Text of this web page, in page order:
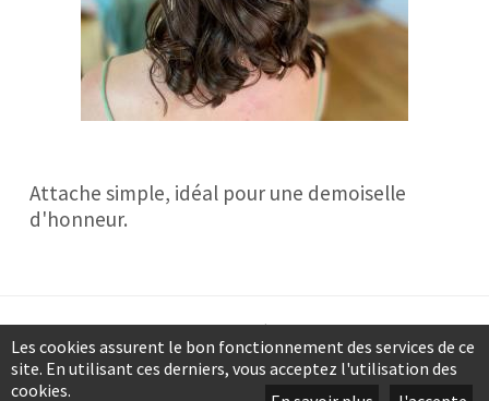
Attache simple, idéal pour une demoiselle
d'honneur.
Mentions légales
Plan du site
Données personnelles
Les cookies assurent le bon fonctionnement des services de ce
site. En utilisant ces derniers, vous acceptez l'utilisation des
cookies.